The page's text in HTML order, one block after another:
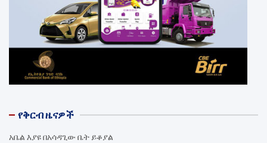
የቅርብ ዜናዎች
አቤል እያዩ በአሳዳጊው ቤት ይቆያል